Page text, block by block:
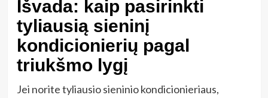
Išvada: kaip pasirinkti
tyliausią sieninį
kondicionierių pagal
triukšmo lygį
Jei norite tyliausio sieninio kondicionieriaus,